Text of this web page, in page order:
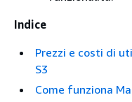
Indice
Prezzi e costi di
S3
Come funziona